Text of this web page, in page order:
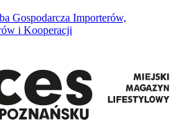
Gospodarcza Importerów,
i Kooperacji